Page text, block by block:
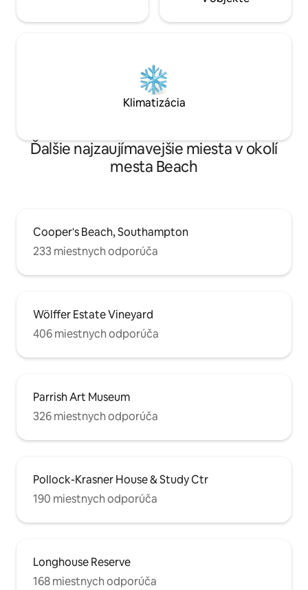
Klimatizácia
Ďalšie najzaujímavejšie miesta v okolí
mesta Beach
Cooper's Beach, Southampton
233 miestnych odporúča
Wölffer Estate Vineyard
406 miestnych odporúča
Parrish Art Museum
326 miestnych odporúča
Pollock-Krasner House & Study Ctr
190 miestnych odporúča
Longhouse Reserve
168 miestnych odporúča